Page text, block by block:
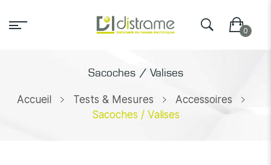
Sacoches / Valises
Accueil Tests & Mesures
Accessoires
Sacoches / Valises